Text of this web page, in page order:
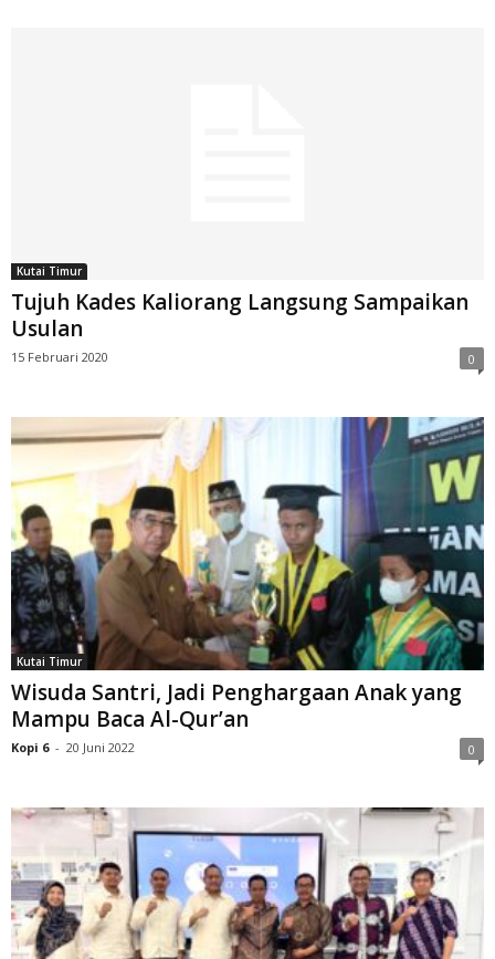
Kutai Timur
Tujuh Kades Kaliorang Langsung Sampaikan
Usulan
15 Februari 2020 0
Kutai Timur
Wisuda Santri, Jadi Penghargaan Anak yang
Mampu Baca Al-Qur’an
Kopi 6 - 20 Juni 2022 0